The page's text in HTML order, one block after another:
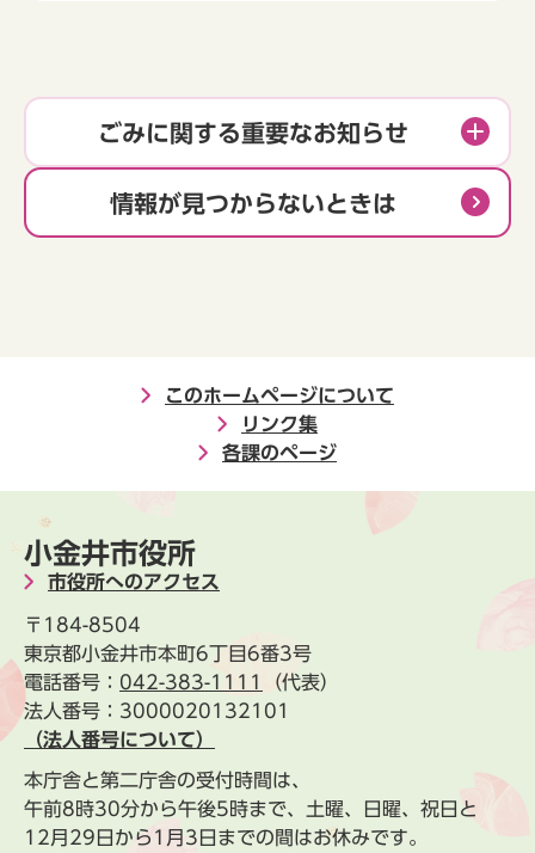
ごみに関する重要なお知らせ
情報が見つからないときは
このホームページについて
リンク集
各課のページ
小金井市役所
市役所へのアクセス
〒184-8504
東京都小金井市本町6丁目6番3号
電話番号： 042-383-1111
（代表）
法人番号：3000020132101
（法人番号について）
本庁舎と第二庁舎の受付時間は、
午前8時30分から午後5時まで、土曜、日曜、祝日と
12月29日から1月3日までの間はお休みです。